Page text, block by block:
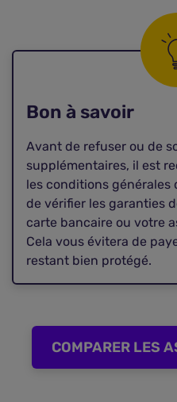
Bon à savoir
Avant de refuser ou de
supplémentaires, il est
les conditions
de vérifier les garanties
carte bancaire ou votre
Cela vous évitera de
restant bien protégé.
COMPARER LES